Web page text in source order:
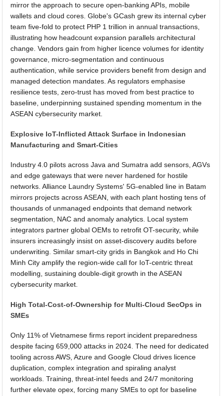
mirror the approach to secure open-banking APIs, mobile
wallets and cloud cores. Globe's GCash grew its internal cyber
team five-fold to protect PHP 1 trillion in annual transactions,
illustrating how headcount expansion parallels architectural
change. Vendors gain from higher licence volumes for identity
governance, micro-segmentation and continuous
authentication, while service providers benefit from design and
managed detection mandates. As regulators emphasise
resilience tests, zero-trust has moved from best practice to
baseline, underpinning sustained spending momentum in the
ASEAN cybersecurity market.
Explosive IoT-Inflicted Attack Surface in Indonesian
Manufacturing and Smart-Cities
Industry 4.0 pilots across Java and Sumatra add sensors, AGVs
and edge gateways that were never hardened for hostile
networks. Alliance Laundry Systems' 5G-enabled line in Batam
mirrors projects across ASEAN, with each plant hosting tens of
thousands of unmanaged endpoints that demand network
segmentation, NAC and anomaly analytics. Local system
integrators partner global OEMs to retrofit OT-security, while
insurers increasingly insist on asset-discovery audits before
underwriting. Similar smart-city grids in Bangkok and Ho Chi
Minh City amplify the region-wide call for IoT-centric threat
modelling, sustaining double-digit growth in the ASEAN
cybersecurity market.
High Total-Cost-of-Ownership for Multi-Cloud SecOps in
SMEs
Only 11% of Vietnamese firms report incident preparedness
despite facing 659,000 attacks in 2024. The need for dedicated
tooling across AWS, Azure and Google Cloud drives licence
duplication, complex integration and spiraling analyst
workloads. Training, threat-intel feeds and 24/7 monitoring
further elevate opex, forcing many SMEs to opt for baseline